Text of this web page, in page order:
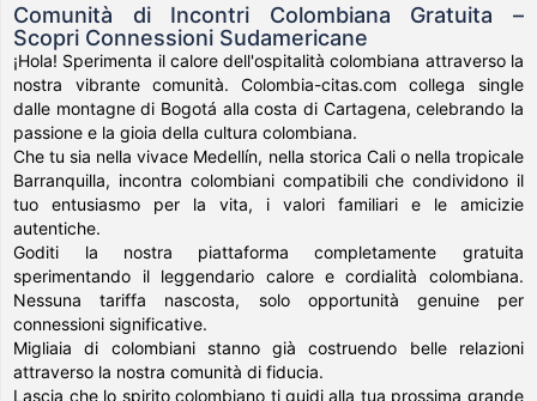
Comunità di Incontri Colombiana Gratuita –
Scopri Connessioni Sudamericane
¡Hola! Sperimenta il calore dell'ospitalità colombiana attraverso la
nostra vibrante comunità. Colombia-citas.com collega single
dalle montagne di Bogotá alla costa di Cartagena, celebrando la
passione e la gioia della cultura colombiana.
Che tu sia nella vivace Medellín, nella storica Cali o nella tropicale
Barranquilla, incontra colombiani compatibili che condividono il
tuo entusiasmo per la vita, i valori familiari e le amicizie
autentiche.
Goditi la nostra piattaforma completamente gratuita
sperimentando il leggendario calore e cordialità colombiana.
Nessuna tariffa nascosta, solo opportunità genuine per
connessioni significative.
Migliaia di colombiani stanno già costruendo belle relazioni
attraverso la nostra comunità di fiducia.
Lascia che lo spirito colombiano ti guidi alla tua prossima grande